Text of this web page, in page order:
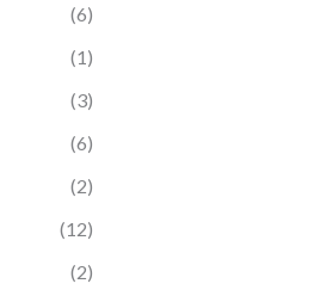
(6)
(1)
(3)
(6)
(2)
(12)
(2)